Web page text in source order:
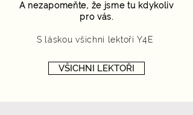
A nezapomeňte, že jsme tu kdykoliv
pro vás.
S láskou všichni lektoři Y4E
VŠICHNI LEKTOŘI